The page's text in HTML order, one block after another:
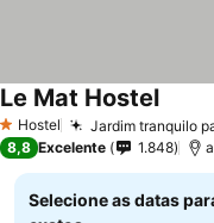
1 Estrelas
Hostel Jardim tranquilo
Le Mat HostelVer
8,8 Excelente 1.848
Selecione as datas